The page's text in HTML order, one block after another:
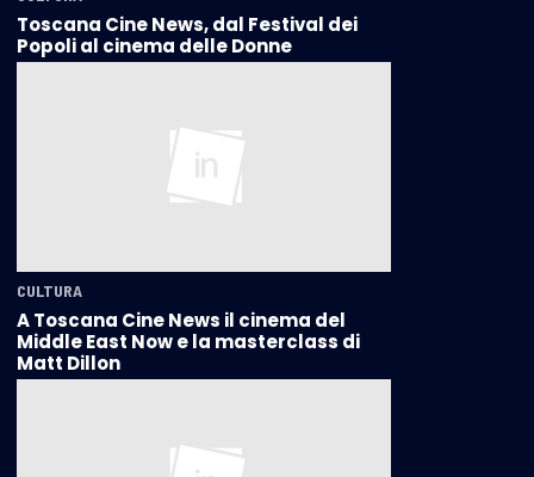
Toscana Cine News, dal Festival dei
Popoli al cinema delle Donne
CULTURA
A Toscana Cine News il cinema del
Middle East Now e la masterclass di
Matt Dillon